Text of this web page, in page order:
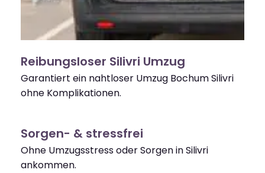
Reibungsloser Silivri Umzug
Garantiert ein nahtloser Umzug Bochum Silivri
ohne Komplikationen.
Sorgen- & stressfrei
Ohne Umzugsstress oder Sorgen in Silivri
ankommen.